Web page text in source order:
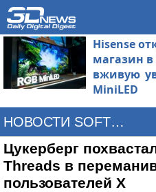
Hisense
магазин
вживую
MiniLED
НОВОСТИ SOFTWARE
Цукерберг
Threads в
пользователей X